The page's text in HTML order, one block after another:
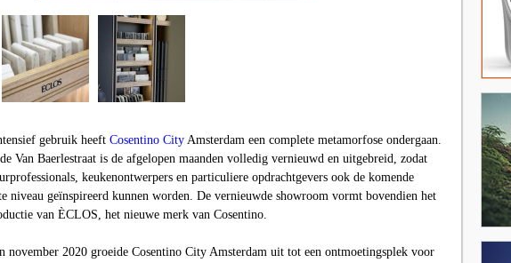
gebruik heeft Cosentino City Amsterdam een complete metamorfose ondergaan.
Van Baerlestraat is de afgelopen maanden volledig vernieuwd en uitgebreid, zodat
keukenontwerpers en particuliere opdrachtgevers ook de komende
niveau geïnspireerd kunnen worden. De vernieuwde showroom vormt bovendien het
van ÈCLOS, het nieuwe merk van Cosentino.
november 2020 groeide Cosentino City Amsterdam uit tot een ontmoetingsplek voor